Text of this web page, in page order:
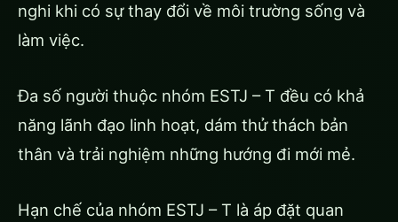
nghi khi có sự thay đổi về môi trường sống và
làm việc.
Đa số người thuộc nhóm ESTJ – T đều có khả
năng lãnh đạo linh hoạt, dám thử thách bản
thân và trải nghiệm những hướng đi mới mẻ.
Hạn chế của nhóm ESTJ – T là áp đặt quan